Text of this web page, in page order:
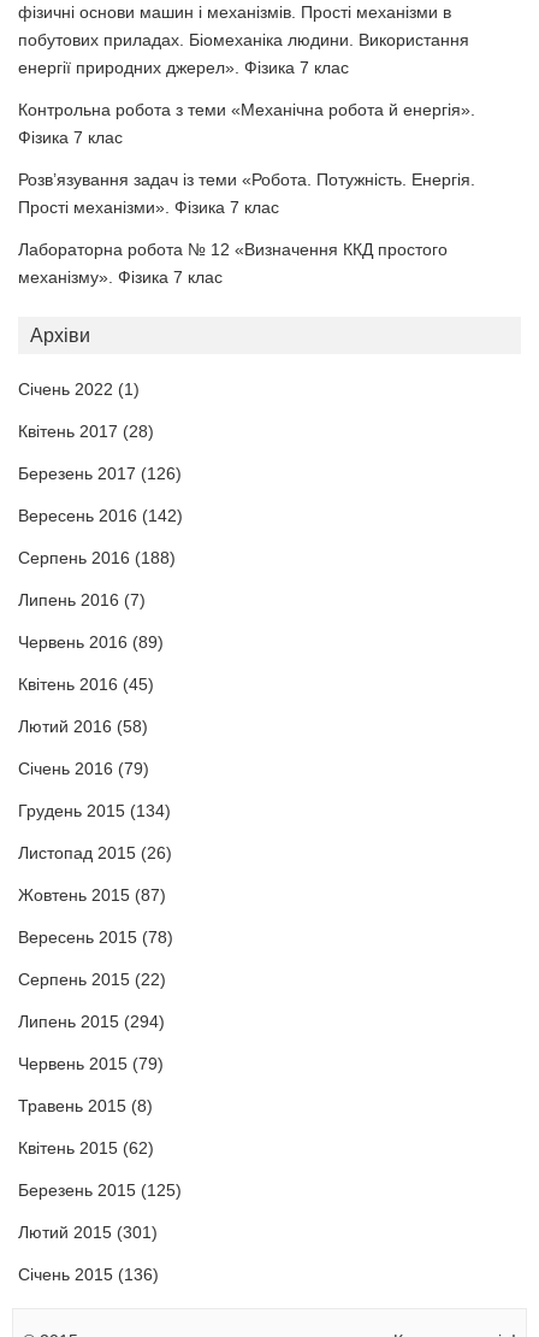
фізичні основи машин і механізмів. Прості механізми в
побутових приладах. Біомеханіка людини. Використання
енергії природних джерел». Фізика 7 клас
Контрольна робота з теми «Механічна робота й енергія».
Фізика 7 клас
Розв’язування задач із теми «Робота. Потужність. Енергія.
Прості механізми». Фізика 7 клас
Лабораторна робота № 12 «Визначення ККД простого
механізму». Фізика 7 клас
Архіви
Січень 2022 (1)
Квітень 2017 (28)
Березень 2017 (126)
Вересень 2016 (142)
Серпень 2016 (188)
Липень 2016 (7)
Червень 2016 (89)
Квітень 2016 (45)
Лютий 2016 (58)
Січень 2016 (79)
Грудень 2015 (134)
Листопад 2015 (26)
Жовтень 2015 (87)
Вересень 2015 (78)
Серпень 2015 (22)
Липень 2015 (294)
Червень 2015 (79)
Травень 2015 (8)
Квітень 2015 (62)
Березень 2015 (125)
Лютий 2015 (301)
Січень 2015 (136)